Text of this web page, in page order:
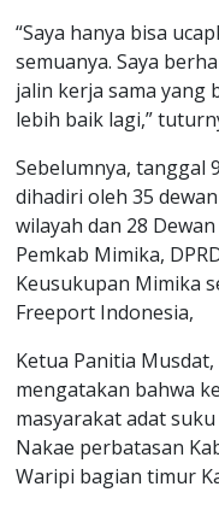
“Saya hanya bisa
semuanya. Saya
jalin kerja sama yang
lebih baik lagi,”
Sebelumnya, tanggal
dihadiri oleh 35
wilayah dan 28
Pemkab Mimika,
Keusukupan Mimika
Freeport Indonesia,
Ketua Panitia
mengatakan bahwa
masyarakat adat
Nakae perbatasan
Waripi bagian timur